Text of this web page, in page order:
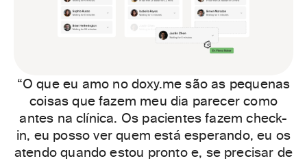
“O que eu amo no doxy.me são as pequenas
coisas que fazem meu dia parecer como
antes na clínica. Os pacientes fazem check-
in, eu posso ver quem está esperando, eu os
atendo quando estou pronto e, se precisar de